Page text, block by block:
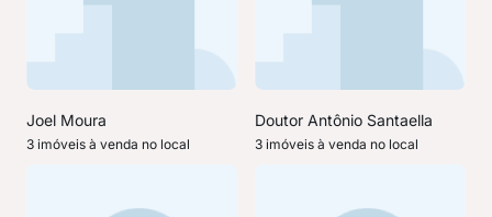
Joel Moura
3 imóveis à venda no local
Doutor Antônio Santaella
3 imóveis à venda no local